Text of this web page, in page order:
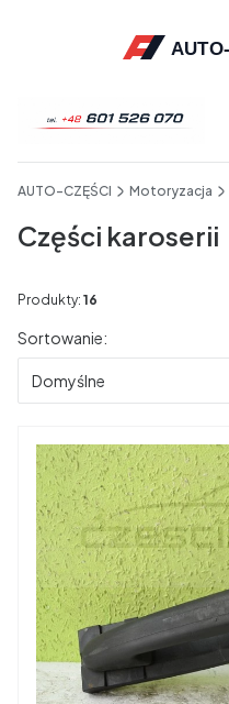
AUTO-CZĘŚCI Motoryzacja
Części karoserii
Produkty: 16
Lista produktów
Sortowanie:
Domyślne